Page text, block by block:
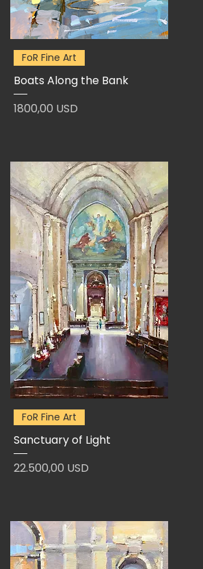
FoR Fine Art
Boats Along the Bank
Prezzo
1800,00 USD
FoR Fine Art
Sanctuary of Light
Prezzo
22.500,00 USD